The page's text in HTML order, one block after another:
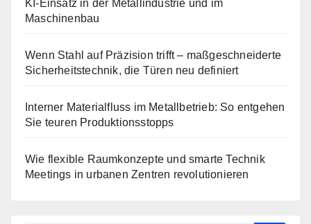
KI-Einsatz in der Metallindustrie und im
Maschinenbau
Wenn Stahl auf Präzision trifft – maßgeschneiderte
Sicherheitstechnik, die Türen neu definiert
Interner Materialfluss im Metallbetrieb: So entgehen
Sie teuren Produktionsstopps
Wie flexible Raumkonzepte und smarte Technik
Meetings in urbanen Zentren revolutionieren